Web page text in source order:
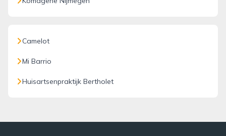
Camelot
Mi Barrio
Huisartsenpraktijk Bertholet